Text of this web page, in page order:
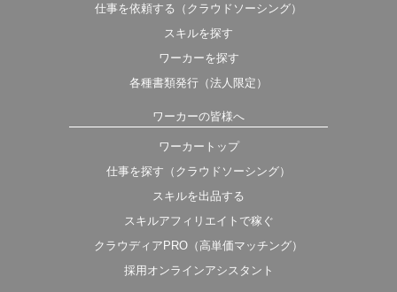
仕事を依頼する（クラウドソーシング）
スキルを探す
ワーカーを探す
各種書類発行（法人限定）
ワーカーの皆様へ
ワーカートップ
仕事を探す（クラウドソーシング）
スキルを出品する
スキルアフィリエイトで稼ぐ
クラウディアPRO（高単価マッチング）
採用オンラインアシスタント